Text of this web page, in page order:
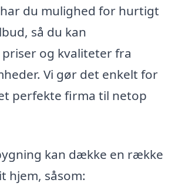
du mulighed for hurtigt
så du kan
og kvaliteter fra
Vi gør det enkelt for
perfekte firma til netop
kan dække en række
hjem, såsom: